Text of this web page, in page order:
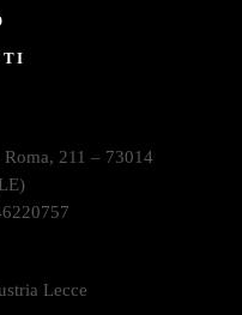
211 – 73014
Lecce